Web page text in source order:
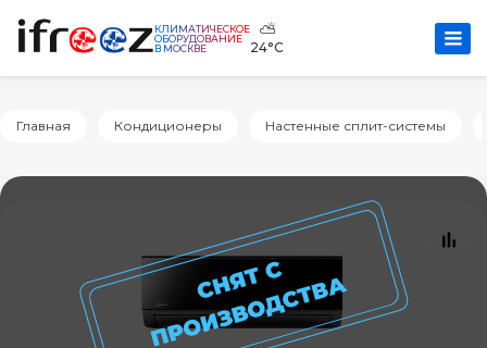
КЛИМАТИЧЕСКОЕ
ОБОРУДОВАНИЕ
В МОСКВЕ
⛅
24°C
Главная Кондиционеры Настенные сплит-системы